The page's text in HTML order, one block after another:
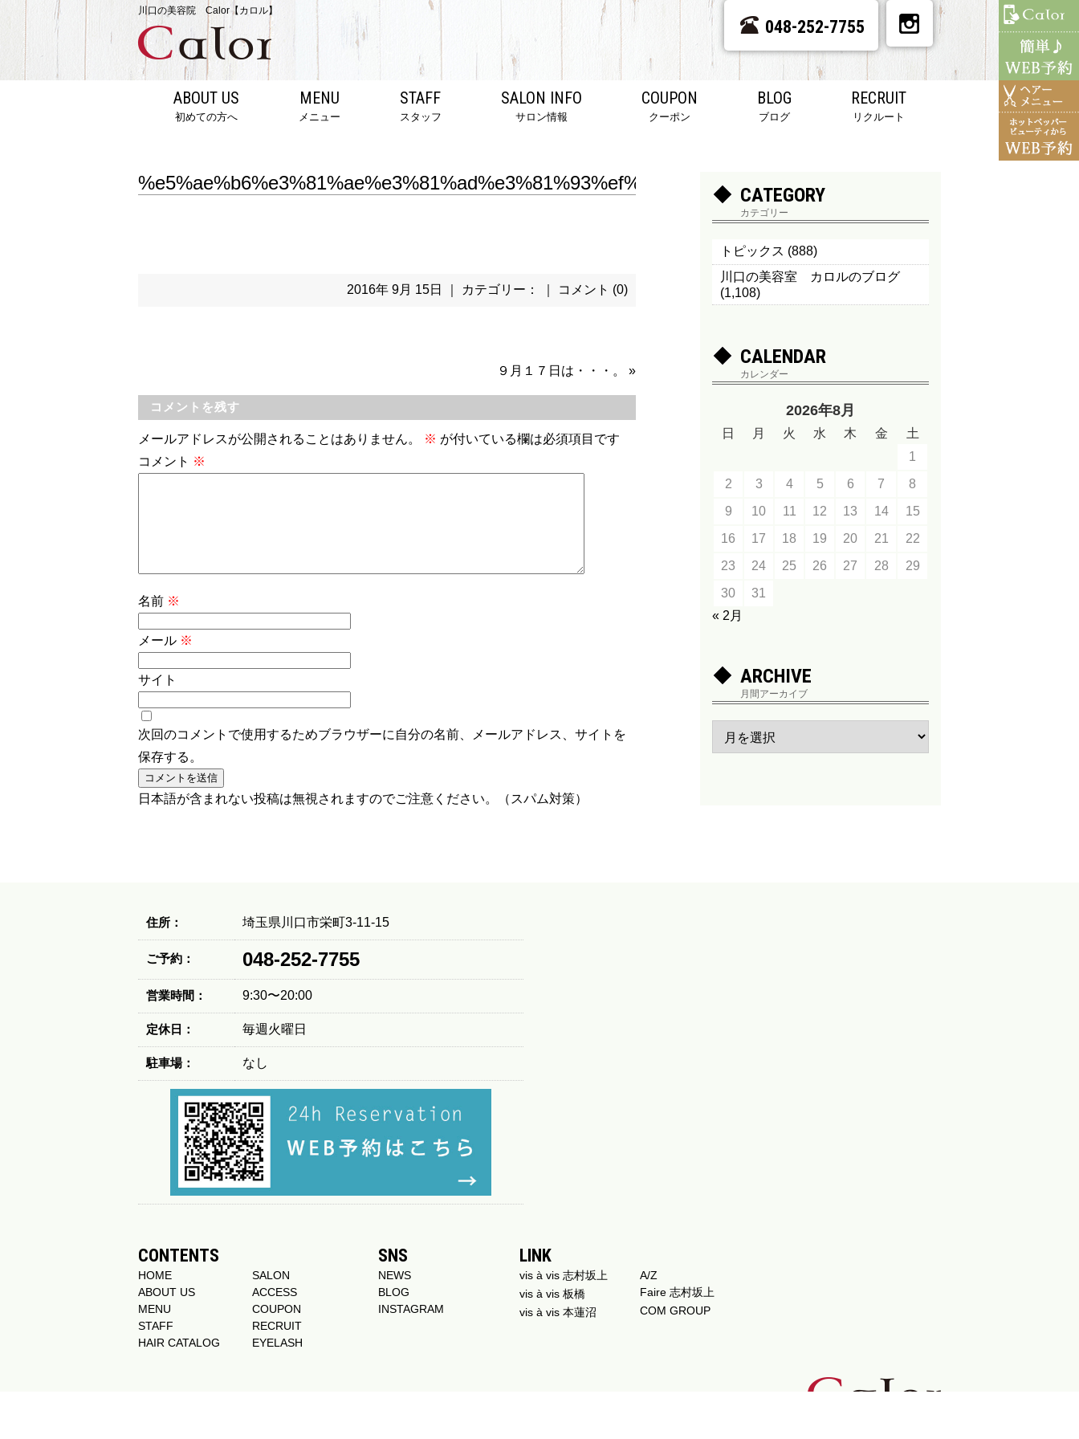
川口の美容院 Calor【カロル】
048-252-7755
ABOUT US
初めての方へ
MENU
メニュー
STAFF
スタッフ
SALON INFO
サロン情報
COUPON
クーポン
BLOG
ブログ
RECRUIT
リクルート
%e5%ae%b6%e3%81%ae%e3%81%ad%e3%81%93%ef%bc%91
2016年 9月 15日 ｜ カテゴリー： ｜ コメント (0)
９月１７日は・・・。 »
コメントを残す
メールアドレスが公開されることはありません。 ※ が付いている欄は必須項目です
コメント ※
名前 ※
メール ※
サイト
次回のコメントで使用するためブラウザーに自分の名前、メールアドレス、サイトを
保存する。
日本語が含まれない投稿は無視されますのでご注意ください。（スパム対策）
CATEGORY
カテゴリー
トピックス (888)
川口の美容室 カロルのブログ
(1,108)
CALENDAR
カレンダー
2026年8月
日 月 火 水 木 金
土
1
2
3 4 5 6 7
8
9
10 11 12 13 14
15
16
17 18 19 20 21
22
23
24 25 26 27 28
29
30
31
« 2月
ARCHIVE
月間アーカイブ
住所： 埼玉県川口市栄町3-11-15
ご予約： 048-252-7755
営業時間： 9:30〜20:00
定休日： 毎週火曜日
駐車場： なし
CONTENTS
HOME
ABOUT US
MENU
STAFF
HAIR CATALOG
SALON
ACCESS
COUPON
RECRUIT
EYELASH
SNS
NEWS
BLOG
INSTAGRAM
LINK
vis à vis 志村坂上
vis à vis 板橋
vis à vis 本蓮沼
A/Z
Faire 志村坂上
COM GROUP